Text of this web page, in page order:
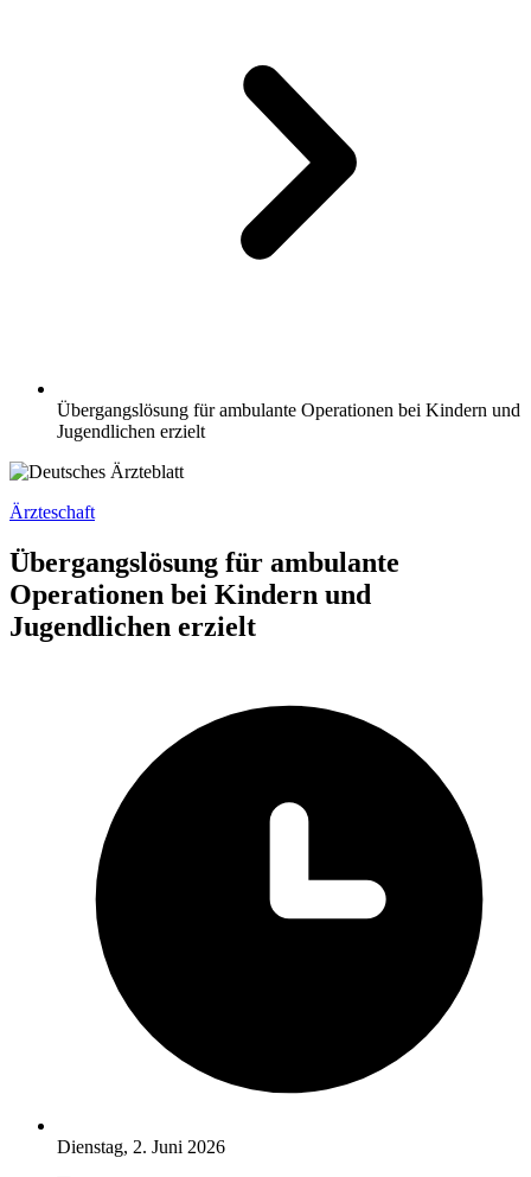
Übergangslösung für ambulante Operationen bei Kindern und
Jugendlichen erzielt
Ärzteschaft
Übergangslösung für ambulante
Operationen bei Kindern und
Jugendlichen erzielt
Dienstag, 2. Juni 2026